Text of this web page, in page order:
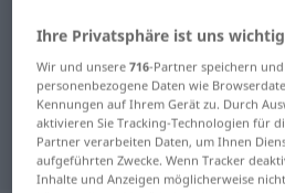
Deutsch-Türkisch
"engagieren"
"engagieren"
Ihre Privatsphäre ist uns wichtig
Wir und unsere716-Partner speichern
personenbezogene Daten wie
Kennungen auf Ihrem Gerät zu. Durch
aktivieren Sie Tracking-Technologien für
Partner verarbeiten Daten, um Ihnen
aufgeführten Zwecke. Wenn Tracker
Inhalte und Anzeigen möglicherweise